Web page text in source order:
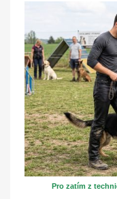
Pro zatím z